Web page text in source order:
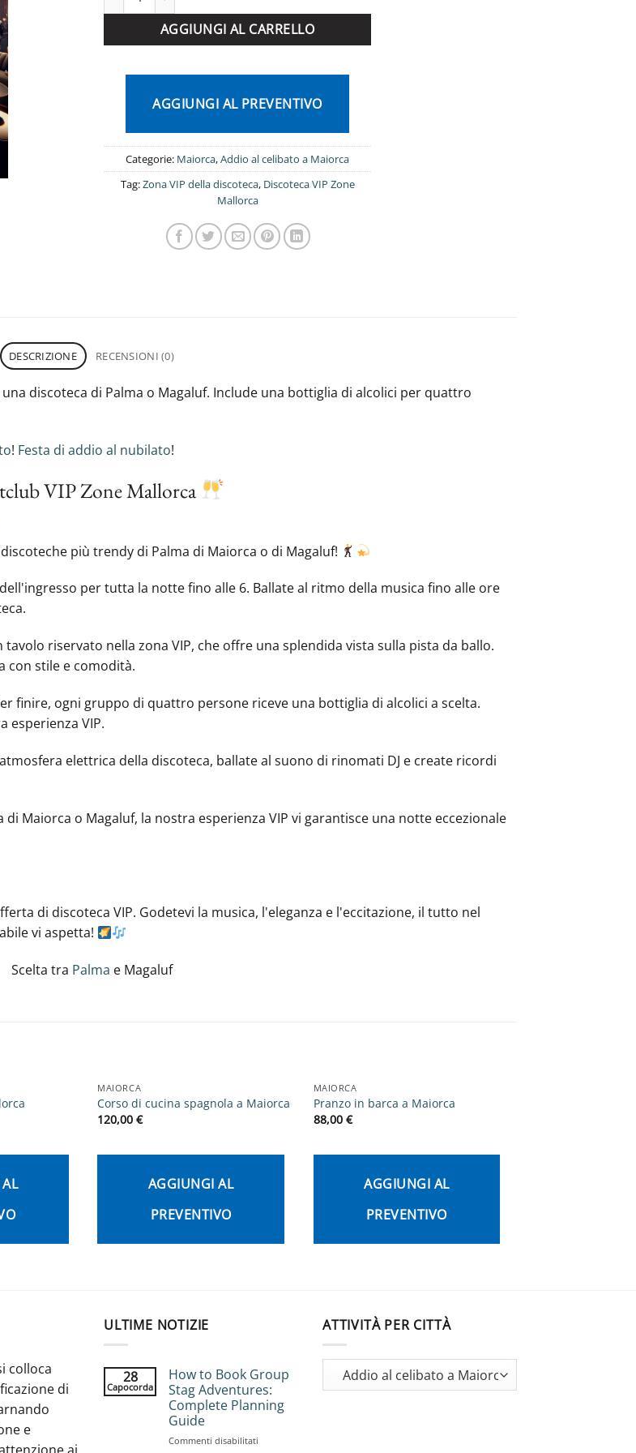
AGGIUNGI AL CARRELLO
AGGIUNGI AL PREVENTIVO
Categorie: Maiorca,Addio al celibato a Maiorca
Tag:Zona VIP della discoteca, Discoteca VIP Zone
Mallorca
DESCRIZIONE RECENSIONI (0)
discoteca di Palma o Magaluf. Include una bottiglia di alcolici per quattro
! Festa di addio al nubilato!
VIP Zone Mallorca
più trendy di Palma di Maiorca o di Magaluf!
per tutta la notte fino alle 6. Ballate al ritmo della musica fino alle ore
riservato nella zona VIP, che offre una splendida vista sulla pista da ballo.
con stile e comodità.
finire, ogni gruppo di quattro persone riceve una bottiglia di alcolici a scelta.
esperienza VIP.
elettrica della discoteca, ballate al suono di rinomati DJ e create ricordi
Maiorca o Magaluf, la nostra esperienza VIP vi garantisce una notte eccezionale
di discoteca VIP. Godetevi la musica, l'eleganza e l'eccitazione, il tutto nel
vi aspetta!
Scelta tra Palma e Magaluf
MAIORCA
Corso di cucina spagnola a Maiorca
120,00€
AGGIUNGI AL
PREVENTIVO
MAIORCA
Pranzo in barca a Maiorca
88,00 €
AGGIUNGI AL
PREVENTIVO
colloca
di
e
ULTIME NOTIZIE
28
Capocorda
How to Book Group
Stag Adventures:
Complete Planning
Guide
Commenti disabilitati
ATTIVITÀ PER CITTÀ